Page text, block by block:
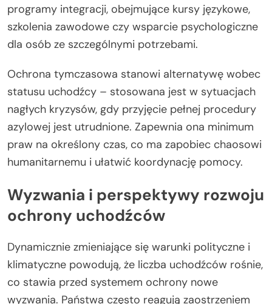
programy integracji, obejmujące kursy językowe,
szkolenia zawodowe czy wsparcie psychologiczne
dla osób ze szczególnymi potrzebami.
Ochrona tymczasowa stanowi alternatywę wobec
statusu uchodźcy – stosowana jest w sytuacjach
nagłych kryzysów, gdy przyjęcie pełnej procedury
azylowej jest utrudnione. Zapewnia ona minimum
praw na określony czas, co ma zapobiec chaosowi
humanitarnemu i ułatwić koordynację pomocy.
Wyzwania i perspektywy rozwoju
ochrony uchodźców
Dynamicznie zmieniające się warunki polityczne i
klimatyczne powodują, że liczba uchodźców rośnie,
co stawia przed systemem ochrony nowe
wyzwania. Państwa często reagują zaostrzeniem